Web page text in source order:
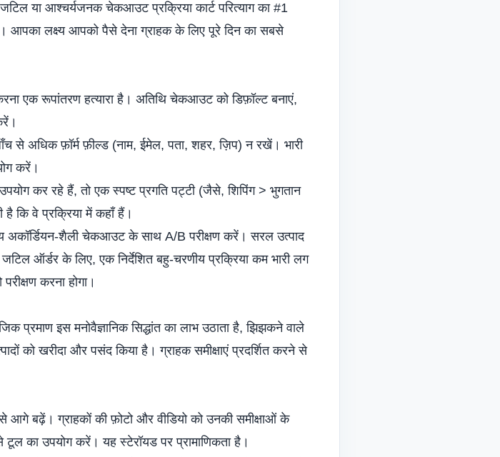
या आश्चर्यजनक चेकआउट प्रक्रिया कार्ट परित्याग का #1
आपका लक्ष्य आपको पैसे देना ग्राहक के लिए पूरे दिन का सबसे
एक रूपांतरण हत्यारा है। अतिथि चेकआउट को डिफ़ॉल्ट बनाएं,
से अधिक फ़ॉर्म फ़ील्ड (नाम, ईमेल, पता, शहर, ज़िप) न रखें। भारी
करें।
कर रहे हैं, तो एक स्पष्ट प्रगति पट्टी (जैसे, शिपिंग > भुगतान
कि वे प्रक्रिया में कहाँ हैं।
शैली चेकआउट के साथ A/B परीक्षण करें। सरल उत्पाद
ऑर्डर के लिए, एक निर्देशित बहु-चरणीय प्रक्रिया कम भारी लग
करना होगा।
प्रमाण इस मनोवैज्ञानिक सिद्धांत का लाभ उठाता है, झिझकने वाले
को खरीदा और पसंद किया है। ग्राहक समीक्षाएं प्रदर्शित करने से
आगे बढ़ें। ग्राहकों की फ़ोटो और वीडियो को उनकी समीक्षाओं के
का उपयोग करें। यह स्टेरॉयड पर प्रामाणिकता है।